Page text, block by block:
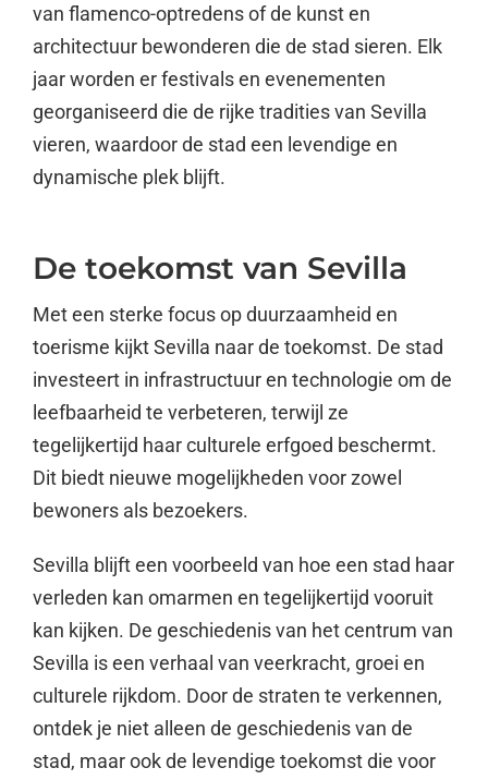
van flamenco-optredens of de kunst en
architectuur bewonderen die de stad sieren. Elk
jaar worden er festivals en evenementen
georganiseerd die de rijke tradities van Sevilla
vieren, waardoor de stad een levendige en
dynamische plek blijft.
De toekomst van Sevilla
Met een sterke focus op duurzaamheid en
toerisme kijkt Sevilla naar de toekomst. De stad
investeert in infrastructuur en technologie om de
leefbaarheid te verbeteren, terwijl ze
tegelijkertijd haar culturele erfgoed beschermt.
Dit biedt nieuwe mogelijkheden voor zowel
bewoners als bezoekers.
Sevilla blijft een voorbeeld van hoe een stad haar
verleden kan omarmen en tegelijkertijd vooruit
kan kijken. De geschiedenis van het centrum van
Sevilla is een verhaal van veerkracht, groei en
culturele rijkdom. Door de straten te verkennen,
ontdek je niet alleen de geschiedenis van de
stad, maar ook de levendige toekomst die voor